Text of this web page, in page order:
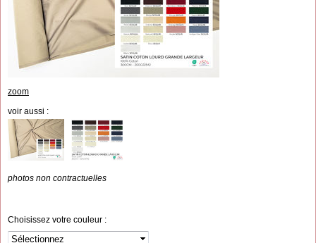
zoom
voir aussi :
photos non contractuelles
Choisissez votre couleur :